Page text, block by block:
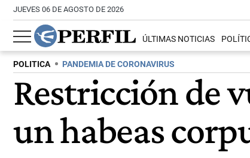
JUEVES 06 DE AGOSTO DE 2026
ÚLTIMAS NOTICIAS
POLITICA PANDEMIA DE CORONAVIRUS
Restricción de
un habeas